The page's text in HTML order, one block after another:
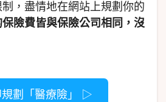
，盡情地在網站上規劃你的
險費皆與保險公司相同，沒
規劃「醫療險」 ▷